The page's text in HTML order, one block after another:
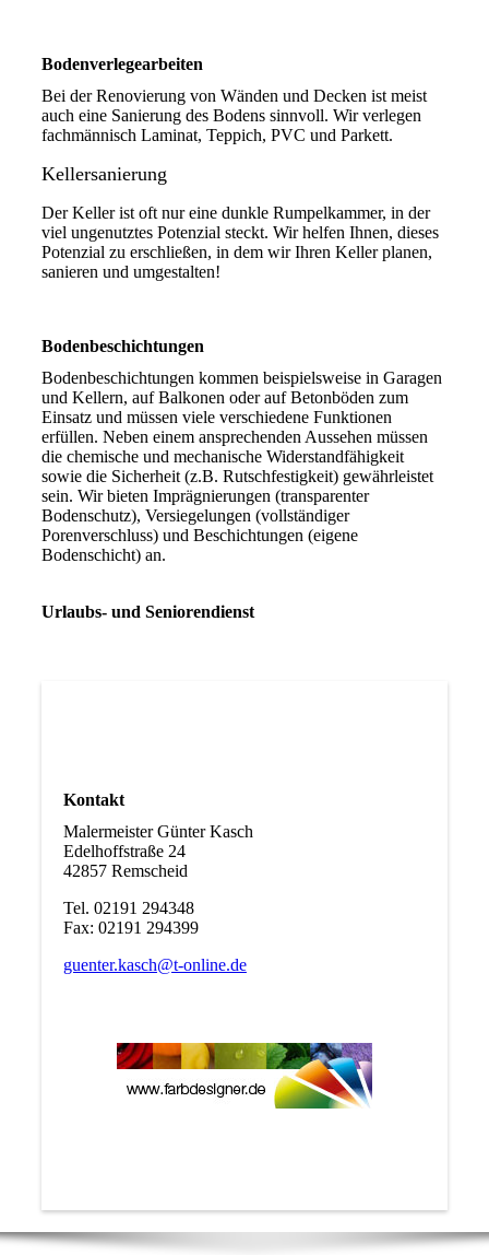
Bodenverlegearbeiten
Bei der Renovierung von Wänden und Decken ist meist
auch eine Sanierung des Bodens sinnvoll. Wir verlegen
fachmännisch Laminat, Teppich, PVC und Parkett.
Kellersanierung
Der Keller ist oft nur eine dunkle Rumpelkammer, in der
viel ungenutztes Potenzial steckt. Wir helfen Ihnen, dieses
Potenzial zu erschließen, in dem wir Ihren Keller planen,
sanieren und umgestalten!
Bodenbeschichtungen
Bodenbeschichtungen kommen beispielsweise in Garagen
und Kellern, auf Balkonen oder auf Betonböden zum
Einsatz und müssen viele verschiedene Funktionen
erfüllen. Neben einem ansprechenden Aussehen müssen
die chemische und mechanische Widerstandfähigkeit
sowie die Sicherheit (z.B. Rutschfestigkeit) gewährleistet
sein. Wir bieten Imprägnierungen (transparenter
Bodenschutz), Versiegelungen (vollständiger
Porenverschluss) und Beschichtungen (eigene
Bodenschicht) an.
Urlaubs- und Seniorendienst
Kontakt
Malermeister Günter Kasch
Edelhoffstraße 24
42857 Remscheid
Tel. 02191 294348
Fax: 02191 294399
guenter.kasch@t-online.de